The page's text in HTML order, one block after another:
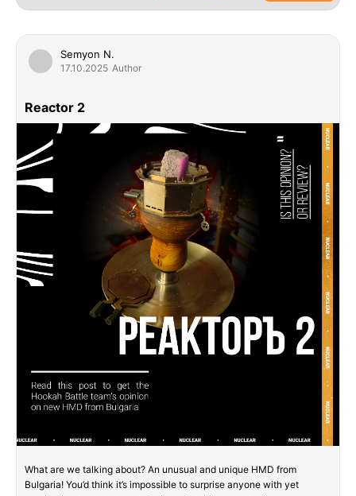
Semyon N.
17.10.2025 Author
Reactor 2
What are we talking about? An unusual and unique HMD from
Bulgaria! You’d think it’s impossible to surprise anyone with yet